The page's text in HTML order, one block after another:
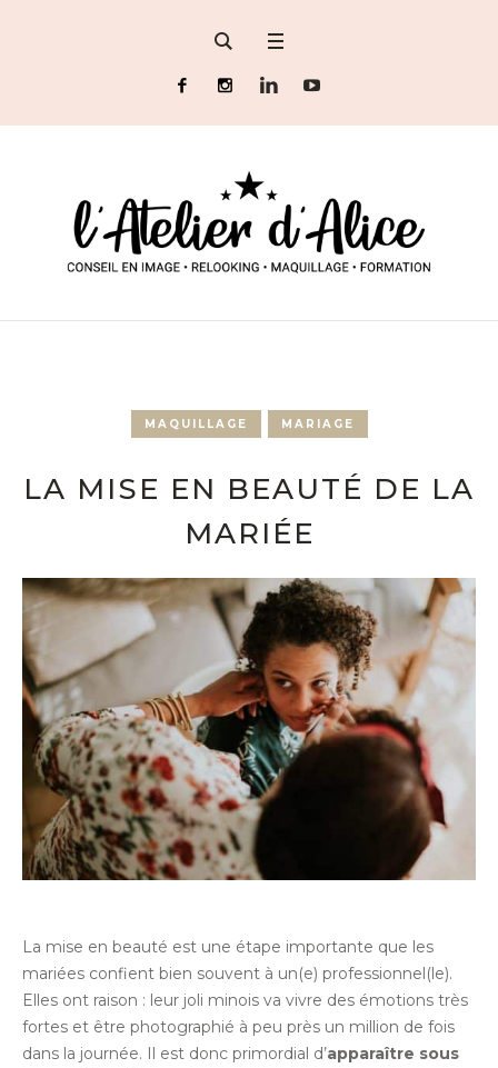
MAQUILLAGE MARIAGE
LA MISE EN BEAUTÉ DE LA
MARIÉE
La mise en beauté est une étape importante que les
mariées confient bien souvent à un(e) professionnel(le).
Elles ont raison : leur joli minois va vivre des émotions très
fortes et être photographié à peu près un million de fois
dans la journée. Il est donc primordial d’apparaître sous